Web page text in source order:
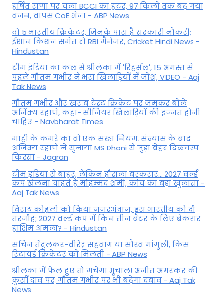
हर्षित राणा पर चला BCCI का हंटर, 97 किलो तक बढ़ गया
वजन, वापस CoE भेजा - ABP News
वो 5 भारतीय क्रिकेटर, जिनके पास है सरकारी नौकरी;
ईशान किशन समेत दो RBI मैनेजर, Cricket Hindi News -
Hindustan
टीम इंडिया का कल से श्रीलंका में 'रिहर्सल', 15 अगस्त से
पहले गौतम गंभीर ने भरा ख‍िलाड़‍ियों में जोश, VIDEO - Aaj
Tak News
गौतम गंभीर और खराब टेस्ट क्रिकेट पर जमकर बोले
अजिंक्य रहाणे, कहा- सीनियर खिलाड़ियों की इज्जत होनी
चाहिए - Navbharat Times
माही के कमरे का वो एक सख्त नियम, संन्यास के बाद
अजिंक्‍य रहाणे ने सुनाया MS Dhoni से जुड़ा बेहद दिलचस्प
किस्सा - Jagran
टीम इंडिया से बाहर, लेकिन हौसला बरकरार... 2027 वर्ल्ड
कप खेलना चाहते हैं मोहम्मद शमी, कोच का बड़ा खुलासा -
Aaj Tak News
विराट कोहली को किया नजरअंदाज, इस भारतीय को दी
तरजीह; 2027 वर्ल्ड कप में किन तीन बैटर के लिए बेकरार
हाशिम अमला? - Hindustan
सचिन तेंदुलकर-वीरेंद्र सहवाग या सौरव गांगुली, किस
रिटायर्ड क्रिकेटर को मिलती - ABP News
श्रीलंका में फेल हुए तो मचेगा भूचाल! अजीत अगरकर की
कुर्सी दांव पर, गौतम गंभीर पर भी बढ़ेगा दबाव - Aaj Tak
News